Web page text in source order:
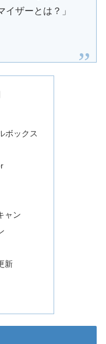
イザーとは？」
ボックス
ャン
新